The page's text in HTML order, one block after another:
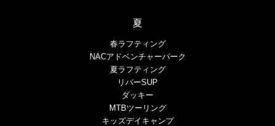
夏
春ラフティング
NACアドベンチャーパーク
夏ラフティング
リバーSUP
ダッキー
MTBツーリング
キッズデイキャンプ